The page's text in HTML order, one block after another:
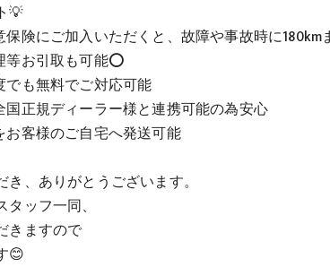
💡
険にご加入いただくと、故障や事故時に180km
お引取も可能⭕️
も無料でご対応可能
正規ディーラー様と連携可能の為安心
客様のご自宅へ発送可能
、ありがとうございます。
ッフ一同、
きますので
😊